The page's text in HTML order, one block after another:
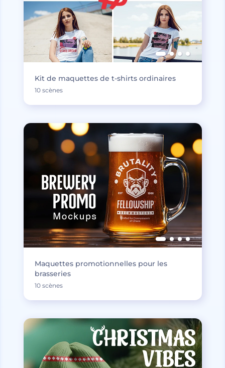
Kit de maquettes de t-shirts ordinaires
10 scènes
Maquettes promotionnelles pour les
brasseries
10 scènes